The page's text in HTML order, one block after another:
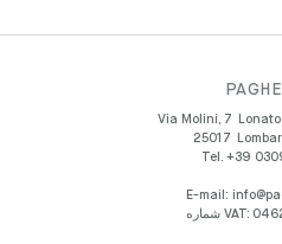
Via Molini, 7
25017
Tel. +39
E-mail:
شماره VAT: